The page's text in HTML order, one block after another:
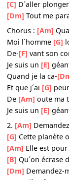
------------------
1.[Am]
[G]D´aller
[Am]De vous
[B]Sur des
[Dm]
D´aller
[Dm]Tout me
Chorus :[Am]
Moi l´homme[G]
De-[F]vant son
Je suis un[E]
Quand je la ca-